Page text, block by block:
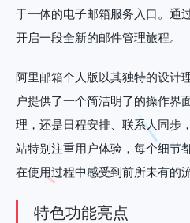
于一体的电子邮箱服务入口。通
开启一段全新的邮件管理旅程。
阿里邮箱个人版以其独特的设计
户提供了一个简洁明了的操作界
理，还是日程安排、联系人同步
站特别注重用户体验，每个细节
在使用过程中感受到前所未有的
特色功能亮点